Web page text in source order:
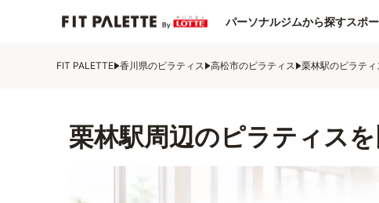
パーソナルジムから探すスポ
FIT PALETTE 香川県のピラティス 高松市のピラティス 栗林駅のピラティ
栗林駅周辺のピラティス